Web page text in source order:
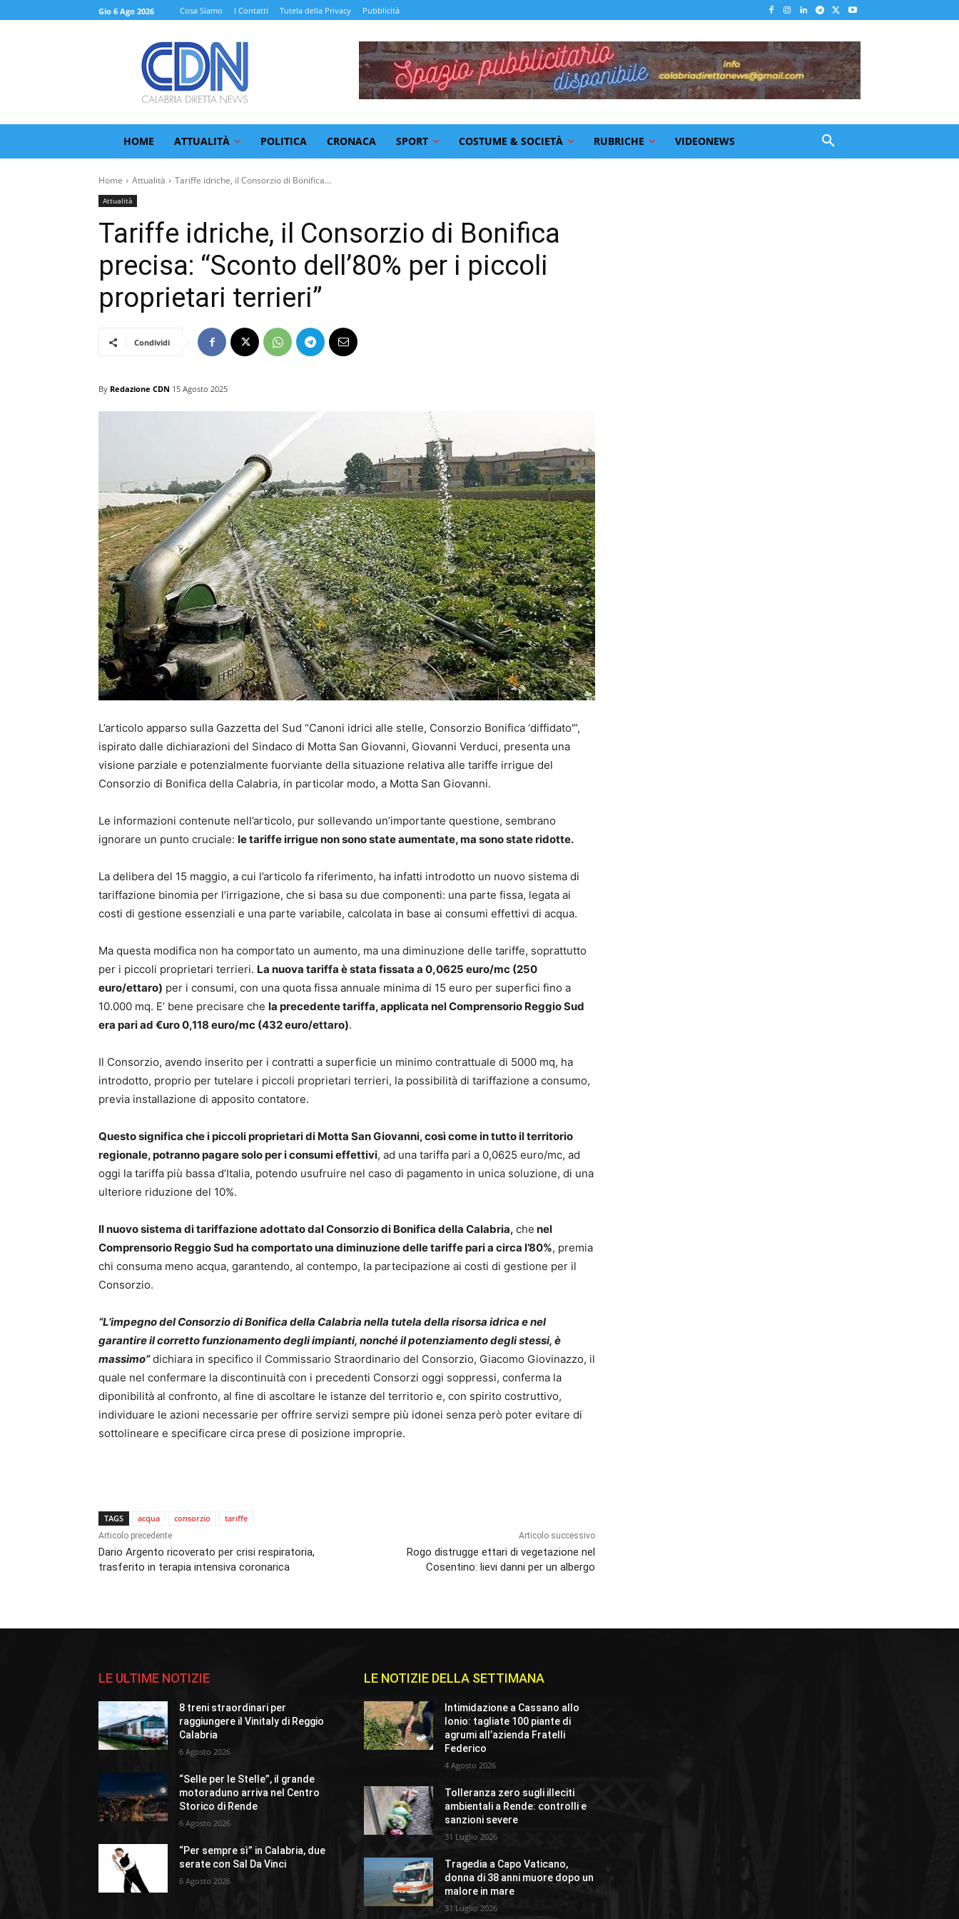
Gio 6 Ago 2026 Cosa Siamo I Contatti Tutela della Privacy Pubblicità
HOME ATTUALITÀ POLITICA CRONACA SPORT COSTUME & SOCIETÀ RUBRICHE VIDEONEWS
Home Attualità Tariffe idriche, il Consorzio di Bonifica...
Attualità
Tariffe idriche, il Consorzio di Bonifica
precisa: “Sconto dell’80% per i piccoli
proprietari terrieri”
Condividi
By Redazione CDN 15 Agosto 2025
L’articolo apparso sulla Gazzetta del Sud “Canoni idrici alle stelle, Consorzio Bonifica ‘diffidato'”,
ispirato dalle dichiarazioni del Sindaco di Motta San Giovanni, Giovanni Verduci, presenta una
visione parziale e potenzialmente fuorviante della situazione relativa alle tariffe irrigue del
Consorzio di Bonifica della Calabria, in particolar modo, a Motta San Giovanni.
Le informazioni contenute nell’articolo, pur sollevando un’importante questione, sembrano
ignorare un punto cruciale: le tariffe irrigue non sono state aumentate, ma sono state ridotte.
La delibera del 15 maggio, a cui l’articolo fa riferimento, ha infatti introdotto un nuovo sistema di
tariffazione binomia per l’irrigazione, che si basa su due componenti: una parte fissa, legata ai
costi di gestione essenziali e una parte variabile, calcolata in base ai consumi effettivi di acqua.
Ma questa modifica non ha comportato un aumento, ma una diminuzione delle tariffe, soprattutto
per i piccoli proprietari terrieri. La nuova tariffa è stata fissata a 0,0625 euro/mc (250
euro/ettaro) per i consumi, con una quota fissa annuale minima di 15 euro per superfici fino a
10.000 mq. E’ bene precisare che la precedente tariffa, applicata nel Comprensorio Reggio Sud
era pari ad €uro 0,118 euro/mc (432 euro/ettaro).
Il Consorzio, avendo inserito per i contratti a superficie un minimo contrattuale di 5000 mq, ha
introdotto, proprio per tutelare i piccoli proprietari terrieri, la possibilità di tariffazione a consumo,
previa installazione di apposito contatore.
Questo significa che i piccoli proprietari di Motta San Giovanni, così come in tutto il territorio
regionale, potranno pagare solo per i consumi effettivi, ad una tariffa pari a 0,0625 euro/mc, ad
oggi la tariffa più bassa d’Italia, potendo usufruire nel caso di pagamento in unica soluzione, di una
ulteriore riduzione del 10%.
Il nuovo sistema di tariffazione adottato dal Consorzio di Bonifica della Calabria, che nel
Comprensorio Reggio Sud ha comportato una diminuzione delle tariffe pari a circa l’80%, premia
chi consuma meno acqua, garantendo, al contempo, la partecipazione ai costi di gestione per il
Consorzio.
“L’impegno del Consorzio di Bonifica della Calabria nella tutela della risorsa idrica e nel
garantire il corretto funzionamento degli impianti, nonché il potenziamento degli stessi, è
massimo”dichiara in specifico il Commissario Straordinario del Consorzio, Giacomo Giovinazzo, il
quale nel confermare la discontinuità con i precedenti Consorzi oggi soppressi, conferma la
diponibilità al confronto, al fine di ascoltare le istanze del territorio e, con spirito costruttivo,
individuare le azioni necessarie per offrire servizi sempre più idonei senza però poter evitare di
sottolineare e specificare circa prese di posizione improprie.
TAGS acqua consorzio tariffe
Articolo precedente
Dario Argento ricoverato per crisi respiratoria,
trasferito in terapia intensiva coronarica
Articolo successivo
Rogo distrugge ettari di vegetazione nel
Cosentino: lievi danni per un albergo
LE ULTIME NOTIZIE
8 treni straordinari per
raggiungere il Vinitaly di Reggio
Calabria
6 Agosto 2026
“Selle per le Stelle”, il grande
motoraduno arriva nel Centro
Storico di Rende
6 Agosto 2026
“Per sempre sì” in Calabria, due
serate con Sal Da Vinci
6 Agosto 2026
LE NOTIZIE DELLA SETTIMANA
Intimidazione a Cassano allo
Ionio: tagliate 100 piante di
agrumi all’azienda Fratelli
Federico
4 Agosto 2026
Tolleranza zero sugli illeciti
ambientali a Rende: controlli e
sanzioni severe
31 Luglio 2026
Tragedia a Capo Vaticano,
donna di 38 anni muore dopo un
malore in mare
31 Luglio 2026